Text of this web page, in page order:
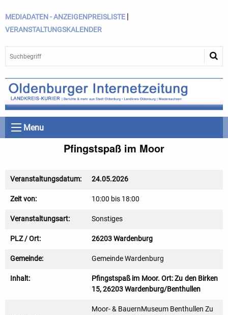
MEDIADATEN - ANZEIGENPREISLISTE |
VERANSTALTUNGSKALENDER
Menu
Pfingstspaß im Moor
Veranstaltungsdatum: 24.05.2026
Zeit von: 10:00 bis 18:00
Veranstaltungsart: Sonstiges
PLZ / Ort: 26203 Wardenburg
Gemeinde: Gemeinde Wardenburg
Inhalt:
Pfingstspaß im Moor. Ort: Zu den Birken
15, 26203 Wardenburg/Benthullen
Moor- & BauernMuseum Benthullen Zu